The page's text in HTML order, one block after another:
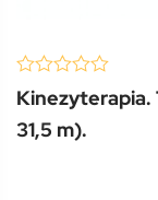
0
out
of
5
(0 Review )
Kinezyterapia.
31,5 m).